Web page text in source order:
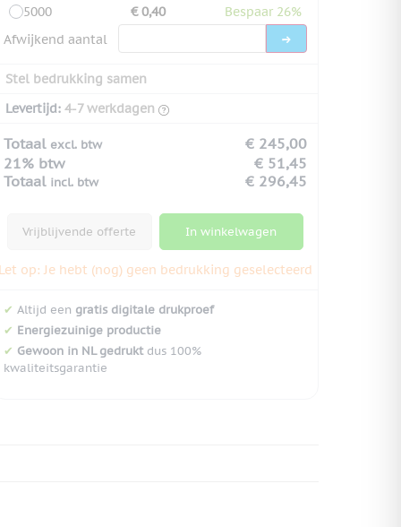
5000
€ 0,40
Bespaar 26%
Afwijkend aantal
Stel bedrukking samen
Levertijd: 4-7 werkdagen
Totaal excl. btw
€ 245,00
21% btw
€ 51,45
Totaal incl. btw € 296,45
Vrijblijvende offerte In winkelwagen
Let op: Je hebt (nog) geen bedrukking geselecteerd
✔ Altijd een gratis digitale drukproef
✔ Energiezuinige productie
✔ Gewoon in NL gedruktdus 100%
kwaliteitsgarantie